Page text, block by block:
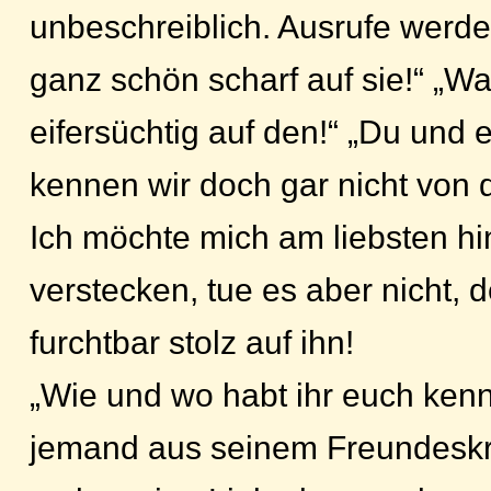
unbeschreiblich. Ausrufe
ganz schön scharf auf sie!“
eifersüchtig auf den!“ „Du und
kennen wir doch gar nicht von
Ich möchte mich am liebsten
verstecken, tue es aber nicht,
furchtbar stolz auf ihn!
„Wie und wo habt ihr euch
jemand aus seinem